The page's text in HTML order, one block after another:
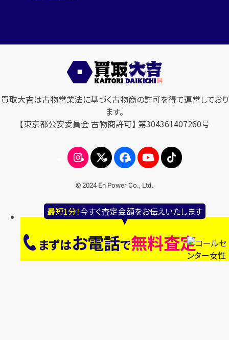
最短1分！今すぐ査定金額をお伝えいたします
まずはお電話で無料査定
買取大吉は古物営業法に基づく古物商の許可を得て運営しており
ます。
【東京都公安委員会 古物商許可】 第304361407260号
© 2024 En Power Co., Ltd.